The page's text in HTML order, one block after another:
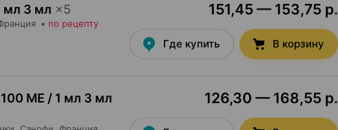
мл 3 мл ×5
Франция • по рецепту
151,45 — 153,75 р.
Где купить В корзину
100 МЕ / 1 мл 3 мл
126,30 — 168,55 р.